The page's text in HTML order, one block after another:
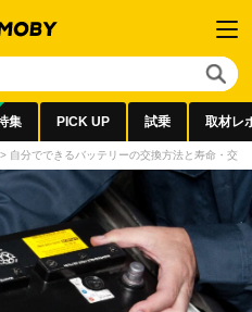
集 PICK UP 試乗 取材レ
> 自分でできるバッテリーの交換方法と寿命・交